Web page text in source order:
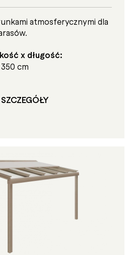
atmosferycznymi dla
x długość:
cm
SZCZEGÓŁY